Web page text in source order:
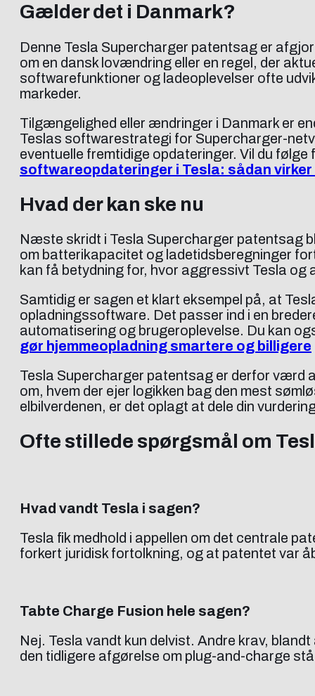
Gælder det i Danmark?
Denne Tesla Supercharger patentsag er
om en dansk lovændring eller en regel, der
softwarefunktioner og ladeoplevelser ofte
markeder.
Tilgængelighed eller ændringer i Danmark er
Teslas softwarestrategi for Supercharger-
eventuelle fremtidige opdateringer. Vil du
softwareopdateringer i Tesla: sådan
Hvad der kan ske nu
Næste skridt i Tesla Supercharger patentsag
om batterikapacitet og ladetidsberegninger
kan få betydning for, hvor aggressivt Tesla
Samtidig er sagen et klart eksempel på, at
opladningssoftware. Det passer ind i en
automatisering og brugeroplevelse. Du kan
gør hjemmeopladning smartere og billigere
Tesla Supercharger patentsag er derfor værd
om, hvem der ejer logikken bag den mest
elbilverdenen, er det oplagt at dele din
Ofte stillede spørgsmål om
Hvad vandt Tesla i sagen?
Tesla fik medhold i appellen om det centrale
forkert juridisk fortolkning, og at patentet var
Tabte Charge Fusion hele sagen?
Nej. Tesla vandt kun delvist. Andre krav,
den tidligere afgørelse om plug-and-charge